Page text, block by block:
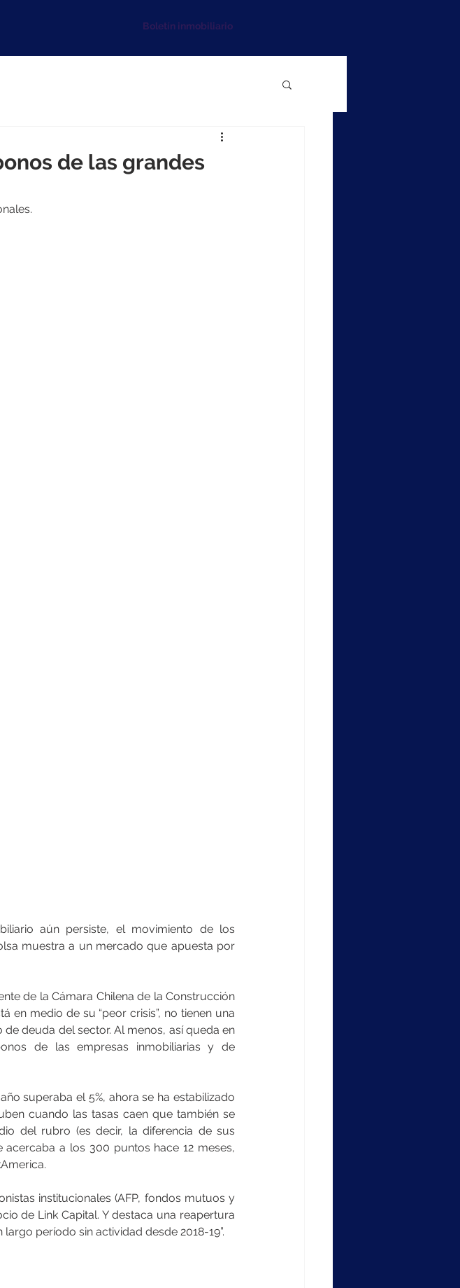
Boletín inmobiliario
de las grandes
aún persiste, el movimiento de los
muestra a un mercado que apuesta por
de la Cámara Chilena de la Construcción
en medio de su “peor crisis”, no tienen una
deuda del sector. Al menos, así queda en
de las empresas inmobiliarias y de
superaba el 5%, ahora se ha estabilizado
cuando las tasas caen que también se
del rubro (es decir, la diferencia de sus
a los 300 puntos hace 12 meses,
institucionales (AFP, fondos mutuos y
de Link Capital. Y destaca una reapertura
período sin actividad desde 2018-19”.